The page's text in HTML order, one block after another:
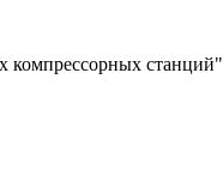
компрессорных станций"